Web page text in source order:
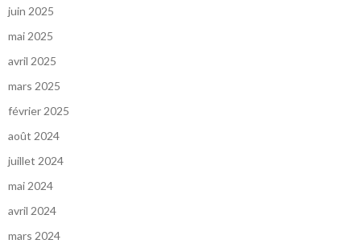
juin 2025
mai 2025
avril 2025
mars 2025
février 2025
août 2024
juillet 2024
mai 2024
avril 2024
mars 2024